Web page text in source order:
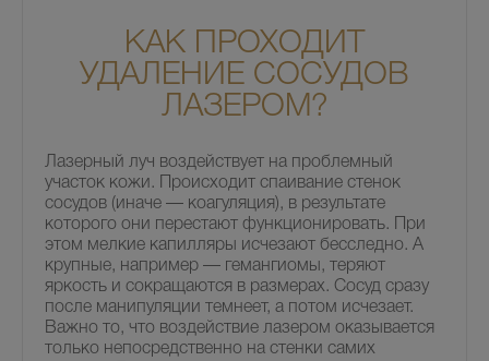
КАК ПРОХОДИТ
УДАЛЕНИЕ СОСУДОВ
ЛАЗЕРОМ?
Лазерный луч воздействует на проблемный
участок кожи. Происходит спаивание стенок
сосудов (иначе — коагуляция), в результате
которого они перестают функционировать. При
этом мелкие капилляры исчезают бесследно. А
крупные, например — гемангиомы, теряют
яркость и сокращаются в размерах. Сосуд сразу
после манипуляции темнеет, а потом исчезает.
Важно то, что воздействие лазером оказывается
только непосредственно на стенки самих